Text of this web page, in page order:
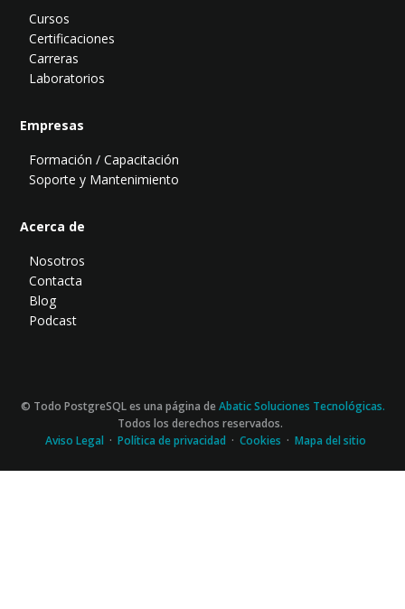
Cursos
Certificaciones
Carreras
Laboratorios
Empresas
Formación / Capacitación
Soporte y Mantenimiento
Acerca de
Nosotros
Contacta
Blog
Podcast
© Todo PostgreSQL es una página deAbatic Soluciones Tecnológicas.
Todos los derechos reservados.
Aviso Legal · Política de privacidad · Cookies · Mapa del sitio